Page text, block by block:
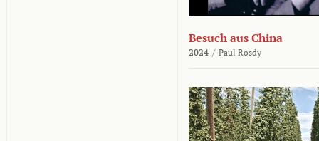
Besuch aus China
2024 / Paul Rosdy